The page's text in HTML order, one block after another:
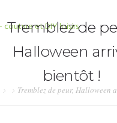
Tremblez de
Halloween
bientôt !
Tremblez de peur, Halloween